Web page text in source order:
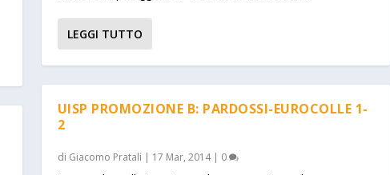
LEGGI TUTTO
UISP PROMOZIONE B: PARDOSSI-EUROCOLLE 1-
2
di Giacomo Pratali | 17 Mar, 2014| 0